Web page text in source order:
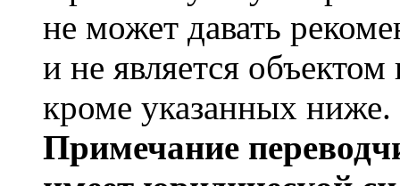
не может давать
и не является
кроме указанных ниже.
Примечание